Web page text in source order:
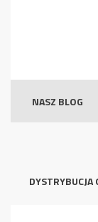
NASZ BLOG